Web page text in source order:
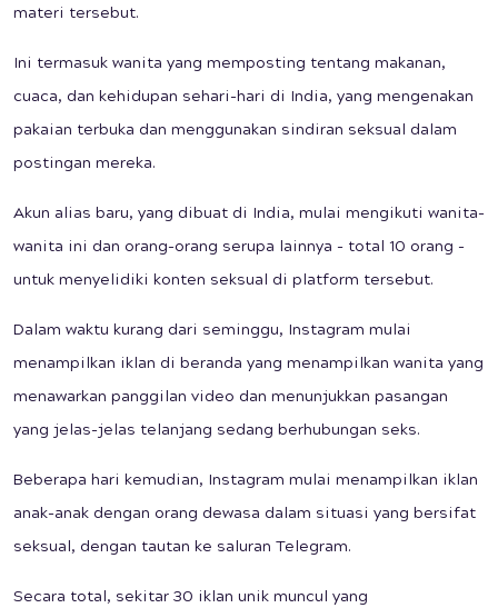
materi tersebut.
Ini termasuk wanita yang memposting tentang makanan,
cuaca, dan kehidupan sehari-hari di India, yang mengenakan
pakaian terbuka dan menggunakan sindiran seksual dalam
postingan mereka.
Akun alias baru, yang dibuat di India, mulai mengikuti wanita-
wanita ini dan orang-orang serupa lainnya - total 10 orang -
untuk menyelidiki konten seksual di platform tersebut.
Dalam waktu kurang dari seminggu, Instagram mulai
menampilkan iklan di beranda yang menampilkan wanita yang
menawarkan panggilan video dan menunjukkan pasangan
yang jelas-jelas telanjang sedang berhubungan seks.
Beberapa hari kemudian, Instagram mulai menampilkan iklan
anak-anak dengan orang dewasa dalam situasi yang bersifat
seksual, dengan tautan ke saluran Telegram.
Secara total, sekitar 30 iklan unik muncul yang